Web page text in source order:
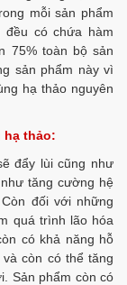
mỗi sản phẩm
đều có chứa hàm
75% toàn bộ sản
sản phẩm này vì
hạ thảo nguyên
hạ thảo:
đẩy lùi cũng như
tăng cường hệ
đối với những
quá trình lão hóa
có khả năng hỗ
còn có thể tăng
Sản phẩm còn có